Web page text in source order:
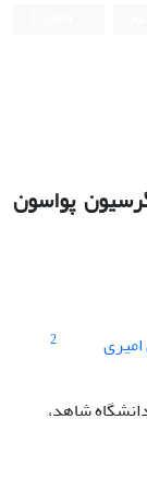
پواسون
2
شاهد،